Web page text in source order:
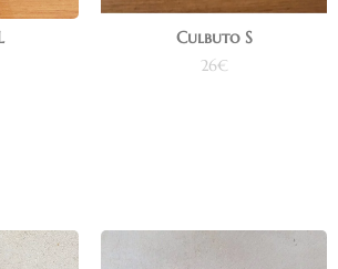
Culbuto S
26€